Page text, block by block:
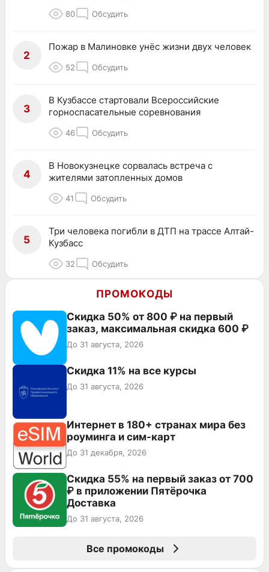
80 Обсудить
2
Пожар в Малиновке унёс жизни двух человек
52 Обсудить
3
В Кузбассе стартовали Всероссийские
горноспасательные соревнования
46 Обсудить
4
В Новокузнецке сорвалась встреча с
жителями затопленных домов
41 Обсудить
5
Три человека погибли в ДТП на трассе Алтай-
Кузбасс
32 Обсудить
ПРОМОКОДЫ
Скидка 50% от 800 ₽ на первый
заказ, максимальная скидка 600 ₽
До 31 августа, 2026
Скидка 11% на все курсы
До 31 августа, 2026
Интернет в 180+ странах мира без
роуминга и сим-карт
До 31 декабря, 2026
Скидка 55% на первый заказ от 700
₽ в приложении Пятёрочка
Доставка
До 31 августа, 2026
Все промокоды